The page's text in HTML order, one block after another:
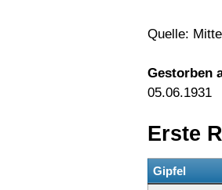
Quelle:
Gestorben
05.06.1931
Erste
Gipfel